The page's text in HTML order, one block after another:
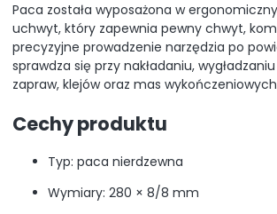
Paca została wyposażona w
uchwyt, który zapewnia pewny chwyt,
precyzyjne prowadzenie narzędzia po
sprawdza się przy nakładaniu,
zapraw, klejów oraz mas
Cechy produktu
Typ: paca nierdzewna
Wymiary: 280 × 8/8 mm